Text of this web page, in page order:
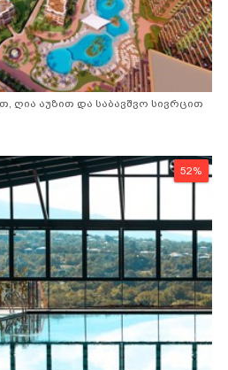
ღია აუზით და საბავშვო სივრცით
52%